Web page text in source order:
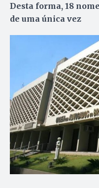
Desta forma, 18
de uma única vez